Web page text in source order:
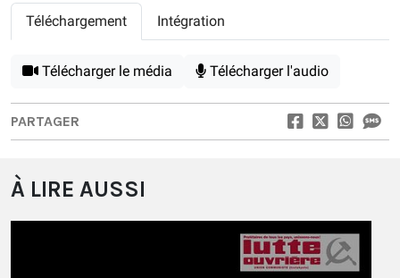
Téléchargement Intégration
Télécharger le média Télécharger l'audio
PARTAGER
À LIRE AUSSI